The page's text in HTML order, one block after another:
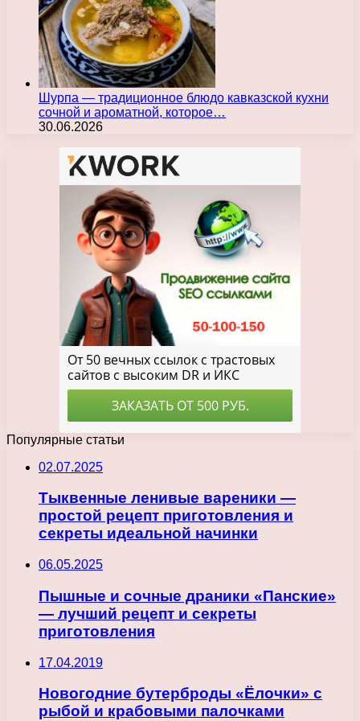
Шурпа — традиционное блюдо кавказской кухни
сочной и ароматной, которое…
30.06.2026
Популярные статьи
02.07.2025
Тыквенные ленивые вареники —
простой рецепт приготовления и
секреты идеальной начинки
06.05.2025
Пышные и сочные драники «Панские»
— лучший рецепт и секреты
приготовления
17.04.2019
Новогодние бутерброды «Ёлочки» с
рыбой и крабовыми палочками